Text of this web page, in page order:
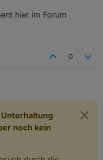
hier im Forum
0
noch kein